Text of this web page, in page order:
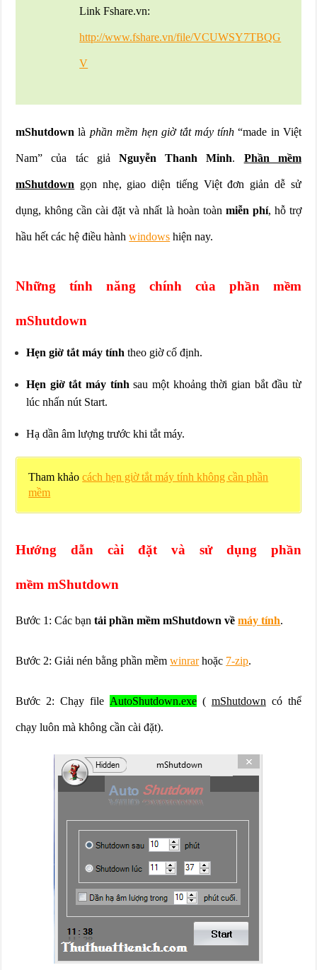
Link Fshare.vn:
http://www.fshare.vn/file/VCUWSY7TBQG
V
mShutdown là phần mềm hẹn giờ tắt máy tính “made in Việt
Nam” của tác giả Nguyễn Thanh Minh. Phần mềm
mShutdown gọn nhẹ, giao diện tiếng Việt đơn giản dễ sử
dụng, không cần cài đặt và nhất là hoàn toàn miễn phí, hỗ trợ
hầu hết các hệ điều hànhwindows hiện nay.
Những tính năng chính của phần mềm
mShutdown
Hẹn giờ tắt máy tính theo giờ cố định.
Hẹn giờ tắt máy tính sau một khoảng thời gian bắt đầu từ
lúc nhấn nút Start.
Hạ dần âm lượng trước khi tắt máy.
Tham khảocách hẹn giờ tắt máy tính không cần phần
mềm
Hướng dẫn cài đặt và sử dụng phần
mềm mShutdown
Bước 1: Các bạntải phần mềm mShutdown vềmáy tính.
Bước 2: Giải nén bằng phần mềmwinrarhoặc 7-zip.
Bước 2: Chạy file AutoShutdown.exe ( mShutdown có thể
chạy luôn mà không cần cài đặt).